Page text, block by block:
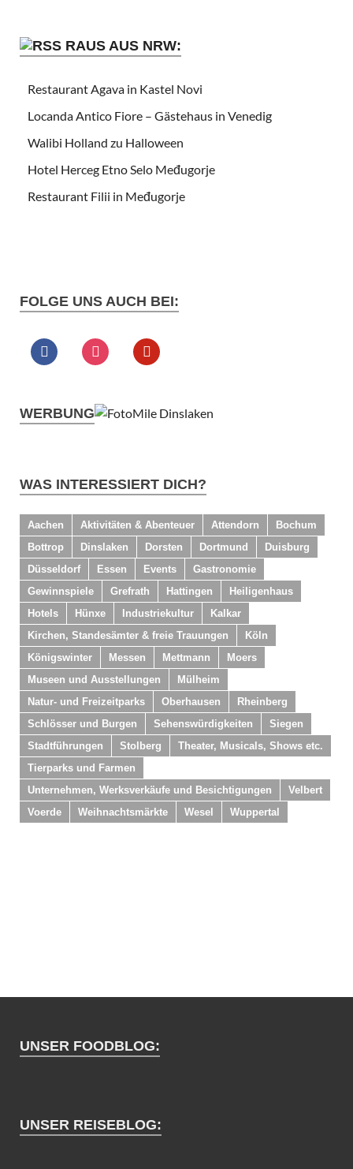
RAUS AUS NRW:
Restaurant Agava in Kastel Novi
Locanda Antico Fiore – Gästehaus in Venedig
Walibi Holland zu Halloween
Hotel Herceg Etno Selo Međugorje
Restaurant Filii in Međugorje
FOLGE UNS AUCH BEI:
WERBUNG
WAS INTERESSIERT DICH?
Aachen Aktivitäten & Abenteuer Attendorn
Bochum
Bottrop
Dinslaken Dorsten Dortmund
Duisburg
Düsseldorf
Essen Events
Gastronomie
Gewinnspiele
Grefrath Hattingen
Heiligenhaus
Hotels
Hünxe Industriekultur
Kalkar
Kirchen, Standesämter & freie Trauungen
Köln
Königswinter
Messen Mettmann
Moers
Museen und Ausstellungen
Mülheim
Natur- und Freizeitparks
Oberhausen
Rheinberg
Schlösser und Burgen
Sehenswürdigkeiten
Siegen
Stadtführungen
Stolberg
Theater, Musicals, Shows etc.
Tierparks und Farmen
Unternehmen, Werksverkäufe und Besichtigungen
Velbert
Voerde
Weihnachtsmärkte Wesel Wuppertal
UNSER FOODBLOG:
UNSER REISEBLOG: